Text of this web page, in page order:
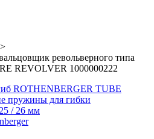
>
револьверного типа
REVOLVER 1000000222
ROTHENBERGER TUBE
пружины для гибки
/ 26 мм